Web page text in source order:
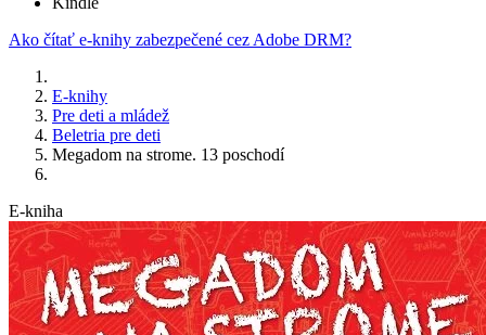
Ako čítať e-knihy zabezpečené cez Adobe DRM?
E-knihy
Pre deti a mládež
Beletria pre deti
Megadom na strome. 13 poschodí
E-kniha